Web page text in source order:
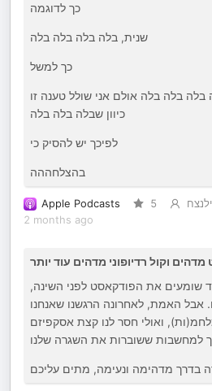
כך לדוגמה
שנית, בלה בלה בלה בלה
כך למשל
בלה בלה בלה אולם אני שולל טענה זו
כיוון שבלה בלה בלה
לפיכך יש להסיק כי
בהצלחההה
Apple Podcasts 5
2 months ago
וקול רדיופוני מדהים עוד יותר
שומעים את הפודקאסט לפני השינה,
האמת, לאחרונה הרגשנו שאנחנו
ואולי חסר לנו קצת אסקפיזם